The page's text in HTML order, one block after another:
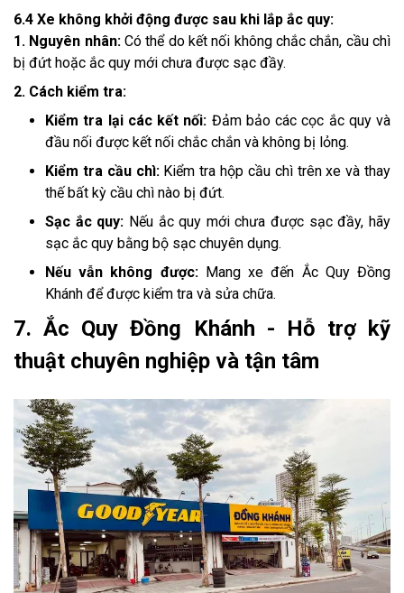
6.4 Xe không khởi động được sau khi lắp ắc quy:
1. Nguyên nhân:Có thể do kết nối không chắc chắn, cầu chì
bị đứt hoặc ắc quy mới chưa được sạc đầy.
2. Cách kiểm tra:
Kiểm tra lại các kết nối: Đảm bảo các cọc ắc quy và
đầu nối được kết nối chắc chắn và không bị lỏng.
Kiểm tra cầu chì: Kiểm tra hộp cầu chì trên xe và thay
thế bất kỳ cầu chì nào bị đứt.
Sạc ắc quy: Nếu ắc quy mới chưa được sạc đầy, hãy
sạc ắc quy bằng bộ sạc chuyên dụng.
Nếu vẫn không được:Mang xe đến Ắc Quy Đồng
Khánh để được kiểm tra và sửa chữa.
7. Ắc Quy Đồng Khánh - Hỗ trợ kỹ
thuật chuyên nghiệp và tận tâm